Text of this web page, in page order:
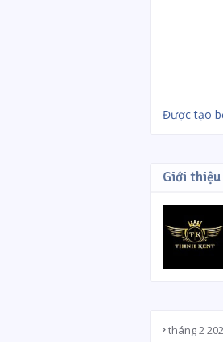
Được tạo
Giới
tháng 2